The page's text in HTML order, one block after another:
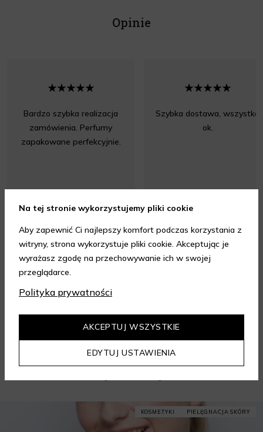
Opinie
Bardzo szybka realizacja
zamówienia. Perfumy
zapakowane perfekcyjnie.
Opinia z dnia 07.08.2026 r.
Szybka dostawa, wszystko
ok.
Opinia z dnia 07.08.2026 r.
KOSMETYKI PIELĘGNACJA SKÓRY
Na tej stronie wykorzystujemy pliki cookie
Aby zapewnić Ci najlepszy komfort podczas korzystania z
witryny, strona wykorzystuje pliki cookie. Akceptując je
wyrażasz zgodę na przechowywanie ich w swojej
przeglądarce.
Polityka prywatności
EDYTUJ USTAWIENIA
AKCEPTUJ WSZYSTKIE